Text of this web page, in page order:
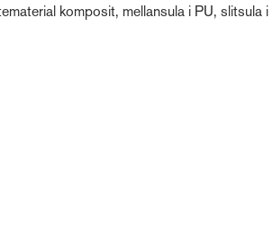
komposit, mellansula i PU, slitsula i